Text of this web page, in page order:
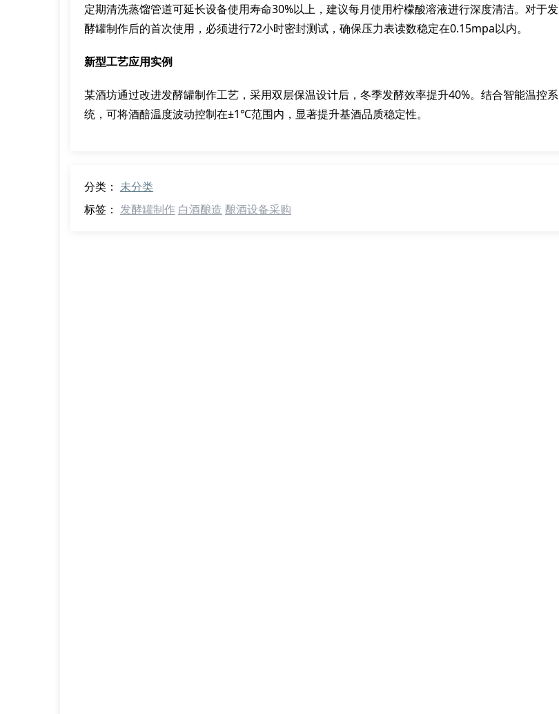
定期清洗蒸馏管道可延长设备使用寿命30%以上，建议每月使用柠檬酸溶液进行深度清洁。对于发
酵罐制作后的首次使用，必须进行72小时密封测试，确保压力表读数稳定在0.15mpa以内。
新型工艺应用实例
某酒坊通过改进发酵罐制作工艺，采用双层保温设计后，冬季发酵效率提升40%。结合智能温控系
统，可将酒醅温度波动控制在±1℃范围内，显著提升基酒品质稳定性。
分类： 未分类
标签： 发酵罐制作 白酒酿造 酿酒设备采购